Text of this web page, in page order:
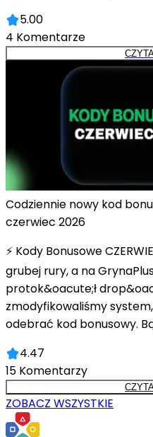
5.00
4 Komentarze
Codziennie nowy kod
czerwiec 2026
⚡ Kody Bonusowe
grubej rury, a na
protok&oacute;ł
zmodyfikowaliśmy
odebrać kod bonusowy.
4.47
15 Komentarzy
ZOBACZ WSZYSTKIE